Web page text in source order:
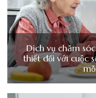
Dịch vụ chăm
thiết đối với cuộc